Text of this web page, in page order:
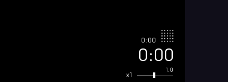
0:00
0:00
1.0
x1